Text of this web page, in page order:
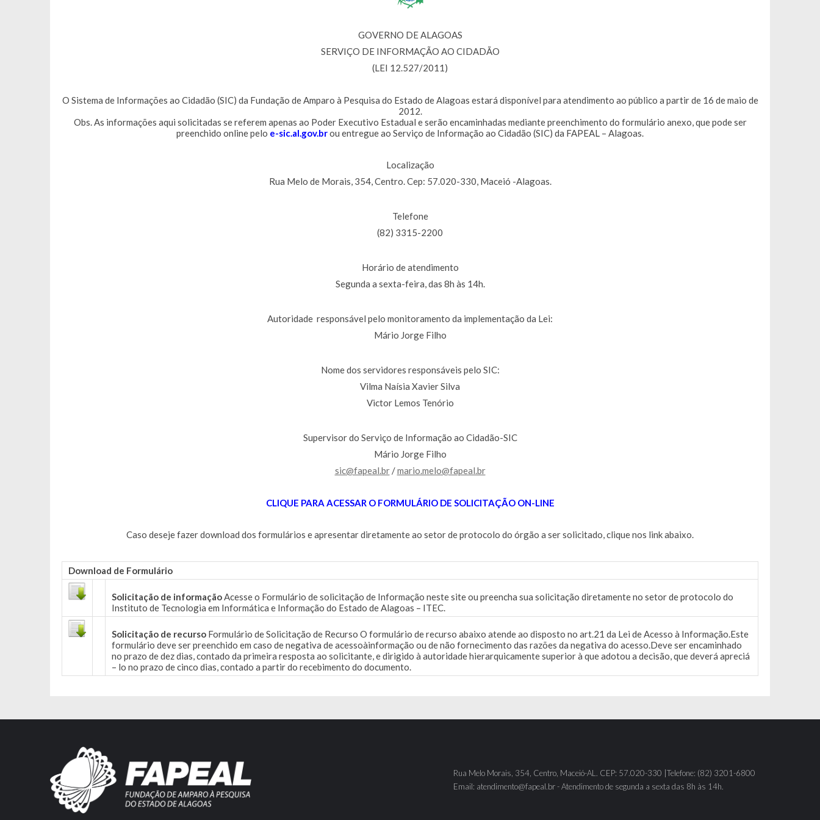
GOVERNO DE ALAGOAS
SERVIÇO DE INFORMAÇÃO AO CIDADÃO
(LEI 12.527/2011)
O Sistema de Informações ao Cidadão (SIC) da Fundação de Amparo à Pesquisa do Estado de Alagoas estará disponível para atendimento ao público a partir de 16 de maio de
2012.
Obs. As informações aqui solicitadas se referem apenas ao Poder Executivo Estadual e serão encaminhadas mediante preenchimento do formulário anexo, que pode ser
preenchido online pelo e-sic.al.gov.brou entregue ao Serviço de Informação ao Cidadão (SIC) da FAPEAL – Alagoas.
Localização
Rua Melo de Morais, 354, Centro. Cep: 57.020-330, Maceió -Alagoas.
Telefone
(82) 3315-2200
Horário de atendimento
Segunda a sexta-feira, das 8h às 14h.
Autoridade responsável pelo monitoramento da implementação da Lei:
Mário Jorge Filho
Nome dos servidores responsáveis pelo SIC:
Vilma Naísia Xavier Silva
Victor Lemos Tenório
Supervisor do Serviço de Informação ao Cidadão-SIC
Mário Jorge Filho
sic@fapeal.br/mario.melo@fapeal.br
CLIQUE PARA ACESSAR O FORMULÁRIO DE SOLICITAÇÃO ON-LINE
Caso deseje fazer download dos formulários e apresentar diretamente ao setor de protocolo do órgão a ser solicitado, clique nos link abaixo.
Download de Formulário
Solicitação de informaçãoAcesse o Formulário de solicitação de Informação neste site ou preencha sua solicitação diretamente no setor de protocolo do
Instituto de Tecnologia em Informática e Informação do Estado de Alagoas – ITEC.
Solicitação de recurso Formulário de Solicitação de Recurso O formulário de recurso abaixo atende ao disposto no art.21 da Lei de Acesso à Informação.Este
formulário deve ser preenchido em caso de negativa de acessoàinformação ou de não fornecimento das razões da negativa do acesso.Deve ser encaminhado
no prazo de dez dias, contado da primeira resposta ao solicitante, e dirigido à autoridade hierarquicamente superior à que adotou a decisão, que deverá apreciá
– lo no prazo de cinco dias, contado a partir do recebimento do documento.
Rua Melo Morais, 354, Centro, Maceió-AL. CEP: 57.020-330 |Telefone: (82) 3201-6800
Email: atendimento@fapeal.br - Atendimento de segunda a sexta das 8h às 14h.